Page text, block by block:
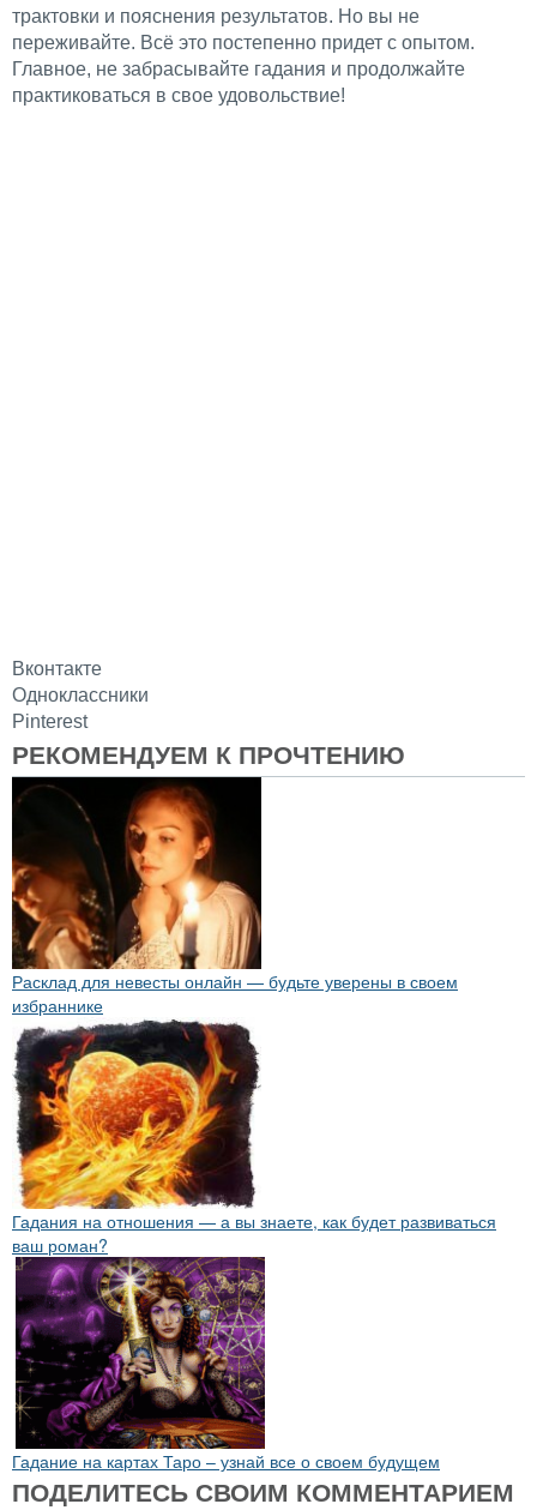
трактовки и пояснения результатов. Но вы не
переживайте. Всё это постепенно придет с опытом.
Главное, не забрасывайте гадания и продолжайте
практиковаться в свое удовольствие!
Вконтакте
Одноклассники
Pinterest
РЕКОМЕНДУЕМ К ПРОЧТЕНИЮ
Расклад для невесты онлайн — будьте уверены в своем
избраннике
Гадания на отношения — а вы знаете, как будет развиваться
ваш роман?
Гадание на картах Таро – узнай все о своем будущем
ПОДЕЛИТЕСЬ СВОИМ КОММЕНТАРИЕМ